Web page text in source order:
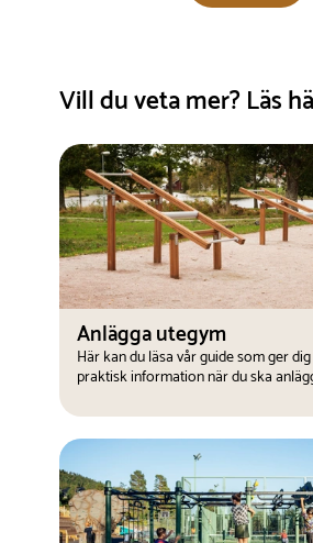
Vill du veta mer? Läs
Anlägga utegym
Här kan du läsa vår guide som ger
praktisk information när du ska